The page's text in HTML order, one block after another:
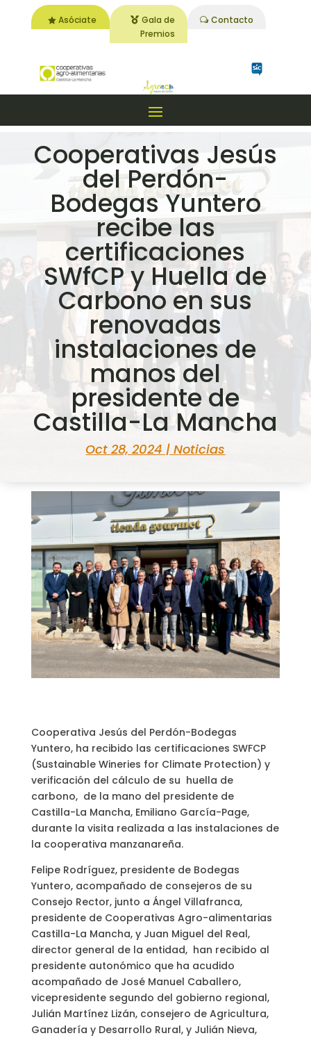
Asóciate
Gala de
Premios
Contacto
Cooperativas Jesús
del Perdón-
Bodegas Yuntero
recibe las
certificaciones
SWfCP y Huella de
Carbono en sus
renovadas
instalaciones de
manos del
presidente de
Castilla-La Mancha
Oct 28, 2024 |Noticias
Cooperativa Jesús del Perdón-Bodegas
Yuntero, ha recibido las certificaciones SWFCP
(Sustainable Wineries for Climate Protection) y
verificación del cálculo de su huella de
carbono, de la mano del presidente de
Castilla-La Mancha, Emiliano García-Page,
durante la visita realizada a las instalaciones de
la cooperativa manzanareña.
Felipe Rodríguez, presidente de Bodegas
Yuntero, acompañado de consejeros de su
Consejo Rector, junto a Ángel Villafranca,
presidente de Cooperativas Agro-alimentarias
Castilla-La Mancha, y Juan Miguel del Real,
director general de la entidad, han recibido al
presidente autonómico que ha acudido
acompañado de José Manuel Caballero,
vicepresidente segundo del gobierno regional,
Julián Martínez Lizán, consejero de Agricultura,
Ganadería y Desarrollo Rural, y Julián Nieva,